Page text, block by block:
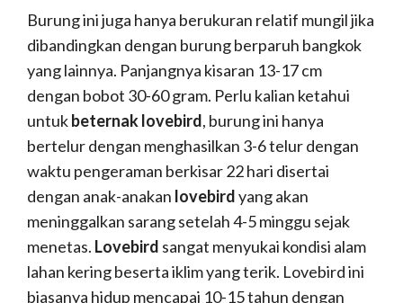
Burung ini juga hanya berukuran relatif mungil jika
dibandingkan dengan burung berparuh bangkok
yang lainnya. Panjangnya kisaran 13-17 cm
dengan bobot 30-60 gram. Perlu kalian ketahui
untukbeternak lovebird, burung ini hanya
bertelur dengan menghasilkan 3-6 telur dengan
waktu pengeraman berkisar 22 hari disertai
dengan anak-anakan lovebirdyang akan
meninggalkan sarang setelah 4-5 minggu sejak
menetas. Lovebird sangat menyukai kondisi alam
lahan kering beserta iklim yang terik. Lovebird ini
biasanya hidup mencapai 10-15 tahun dengan